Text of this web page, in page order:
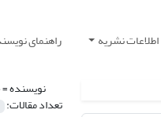
اطلاعات نشریه راهنمای
نویسنده =
تعداد مقالات: